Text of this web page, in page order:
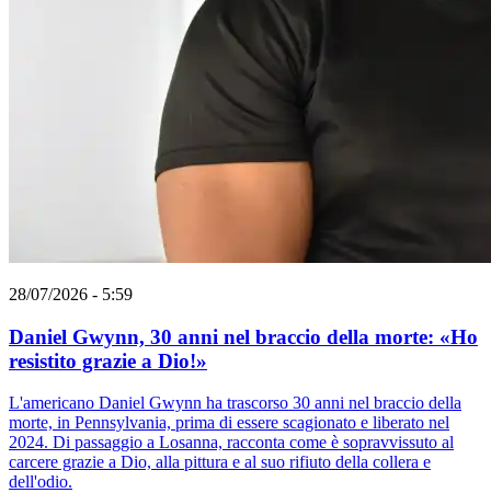
28/07/2026 - 5:59
Daniel Gwynn, 30 anni nel braccio della morte: «Ho
resistito grazie a Dio!»
L'americano Daniel Gwynn ha trascorso 30 anni nel braccio della
morte, in Pennsylvania, prima di essere scagionato e liberato nel
2024. Di passaggio a Losanna, racconta come è sopravvissuto al
carcere grazie a Dio, alla pittura e al suo rifiuto della collera e
dell'odio.